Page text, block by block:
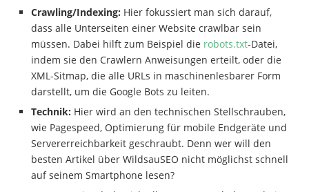
Crawling/Indexing: Hier fokussiert man sich darauf,
dass alle Unterseiten einer Website crawlbar sein
müssen. Dabei hilft zum Beispiel die robots.txt-Datei,
indem sie den Crawlern Anweisungen erteilt, oder die
XML-Sitmap, die alle URLs in maschinenlesbarer Form
darstellt, um die Google Bots zu leiten.
Technik: Hier wird an den technischen Stellschrauben,
wie Pagespeed, Optimierung für mobile Endgeräte und
Servererreichbarkeit geschraubt. Denn wer will den
besten Artikel über WildsauSEO nicht möglichst schnell
auf seinem Smartphone lesen?